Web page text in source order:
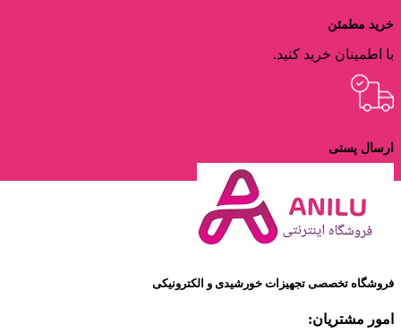
خرید مطمئن
با اطمینان خرید کنید.
ارسال پستی
فروشگاه تخصصی تجهیزات خورشیدی و الکترونیکی
امور مشتریان: